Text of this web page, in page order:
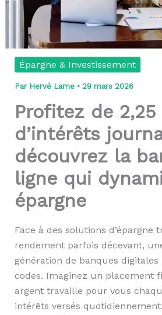
Épargne & Investissement
Par Hervé Lame • 29 mars 2026
Profitez de 2,25
d’intérêts
découvrez la
ligne qui
épargne
Face à des solutions d’épargne
rendement parfois décevant,
génération de banques
codes. Imaginez un placement
argent travaille pour vous
intérêts versés